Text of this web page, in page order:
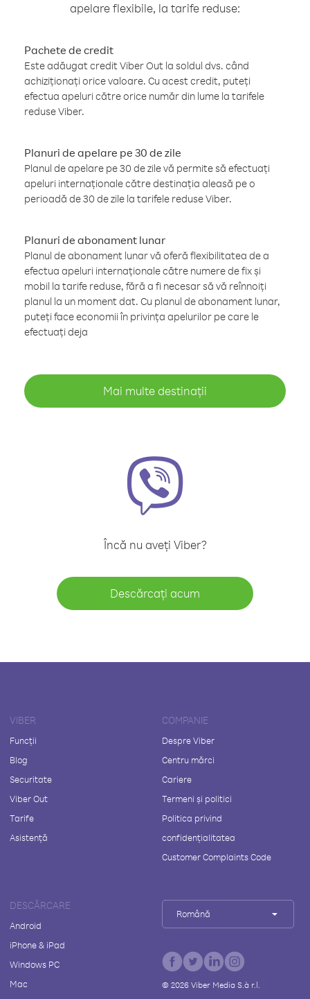
apelare flexibile, la tarife reduse:
Pachete de credit
Este adăugat credit Viber Out la soldul dvs. când
achiziționați orice valoare. Cu acest credit, puteți
efectua apeluri către orice număr din lume la tarifele
reduse Viber.
Planuri de apelare pe 30 de zile
Planul de apelare pe 30 de zile vă permite să efectuați
apeluri internaționale către destinația aleasă pe o
perioadă de 30 de zile la tarifele reduse Viber.
Planuri de abonament lunar
Planul de abonament lunar vă oferă flexibilitatea de a
efectua apeluri internaționale către numere de fix și
mobil la tarife reduse, fără a fi necesar să vă reînnoiți
planul la un moment dat. Cu planul de abonament lunar,
puteți face economii în privința apelurilor pe care le
efectuați deja
Mai multe destinații
Încă nu aveți Viber?
Descărcați acum
VIBER
Funcții
Blog
Securitate
Viber Out
Tarife
Asistență
COMPANIE
Despre Viber
Centru mărci
Cariere
Termeni și politici
Politica privind
confidențialitatea
Customer Complaints Code
DESCĂRCARE
Android
iPhone & iPad
Windows PC
Mac
Română
© 2026Viber Media S.à r.l.